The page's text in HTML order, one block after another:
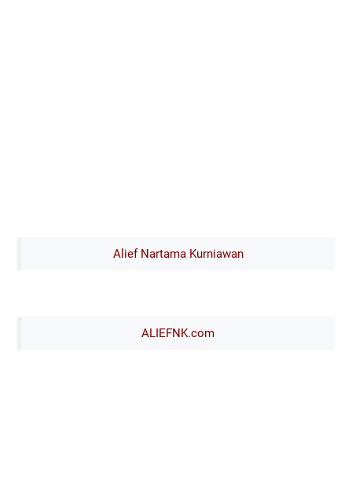
Alief Nartama Kurniawan
ALIEFNK.com